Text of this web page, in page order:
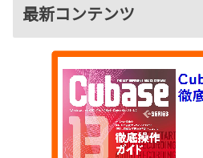
最新コンテンツ